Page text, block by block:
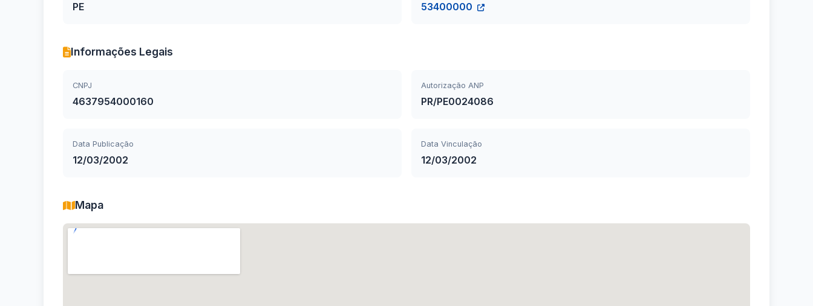
PE 53400000
Informações Legais
CNPJ
4637954000160
Autorização ANP
PR/PE0024086
Data Publicação
12/03/2002
Data Vinculação
12/03/2002
Mapa